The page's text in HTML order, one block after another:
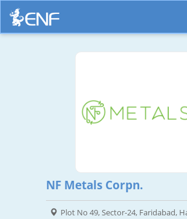
NF Metals Corpn.
Plot No 49, Sector-24, Faridabad,